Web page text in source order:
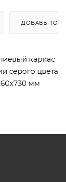
ДОБАВЬ
каркас
серого цвета
мм